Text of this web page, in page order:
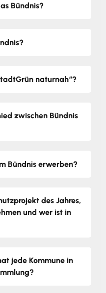
Bündnis?
naturnah“?
zwischen Bündnis
Bündnis erwerben?
des Jahres,
und wer ist in
jede Kommune in